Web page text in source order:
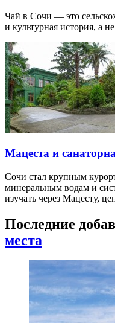
Чай в Сочи — это
и культурная история, а
Мацеста и
Сочи стал крупным
минеральным водам и
изучать через Мацесту,
Последние
места